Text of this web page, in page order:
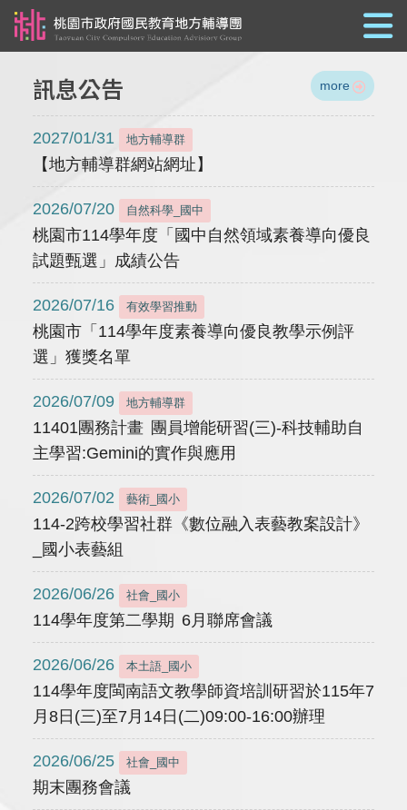
訊息公告 more
2027/01/31 地方輔導群
【地方輔導群網站網址】
2026/07/20 自然科學_國中
桃園市114學年度「國中自然領域素養導向優良
試題甄選」成績公告
2026/07/16 有效學習推動
桃園市「114學年度素養導向優良教學示例評
選」獲獎名單
2026/07/09 地方輔導群
11401團務計畫 團員增能研習(三)-科技輔助自
主學習:Gemini的實作與應用
2026/07/02 藝術_國小
114-2跨校學習社群《數位融入表藝教案設計》
_國小表藝組
2026/06/26 社會_國小
114學年度第二學期 6月聯席會議
2026/06/26 本土語_國小
114學年度閩南語文教學師資培訓研習於115年7
月8日(三)至7月14日(二)09:00-16:00辦理
2026/06/25 社會_國中
期末團務會議